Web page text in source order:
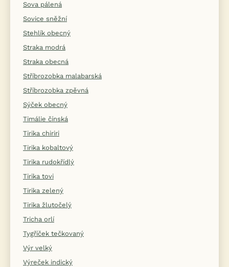
Sova pálená
Sovice sněžní
Stehlík obecný
Straka modrá
Straka obecná
Stříbrozobka malabarská
Stříbrozobka zpěvná
Sýček obecný
Timálie čínská
Tirika chiriri
Tirika kobaltový
Tirika rudokřídlý
Tirika tovi
Tirika zelený
Tirika žlutočelý
Tricha orlí
Tygříček tečkovaný
Výr velký
Výreček indický